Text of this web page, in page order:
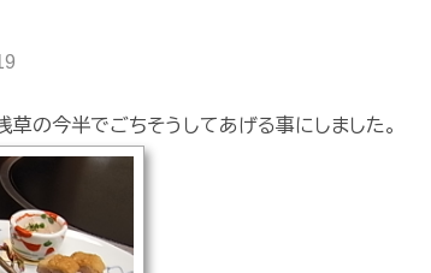
の今半でごちそうしてあげる事にしました。